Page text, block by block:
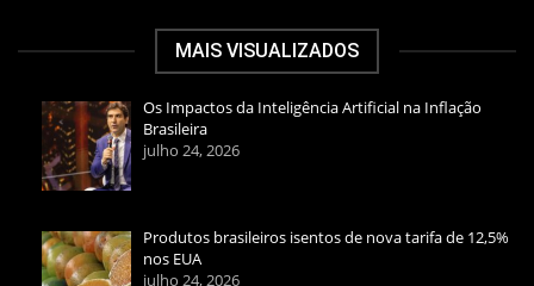
MAIS VISUALIZADOS
Os Impactos da Inteligência Artificial na Inflação
Brasileira
julho 24, 2026
Produtos brasileiros isentos de nova tarifa de 12,5%
nos EUA
julho 24, 2026